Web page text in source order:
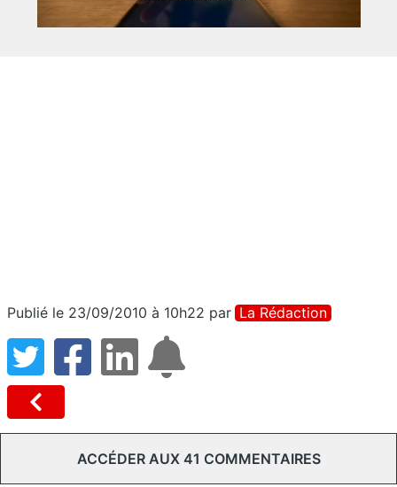
Publié le 23/09/2010 à 10h22 par La Rédaction
ACCÉDER AUX 41 COMMENTAIRES